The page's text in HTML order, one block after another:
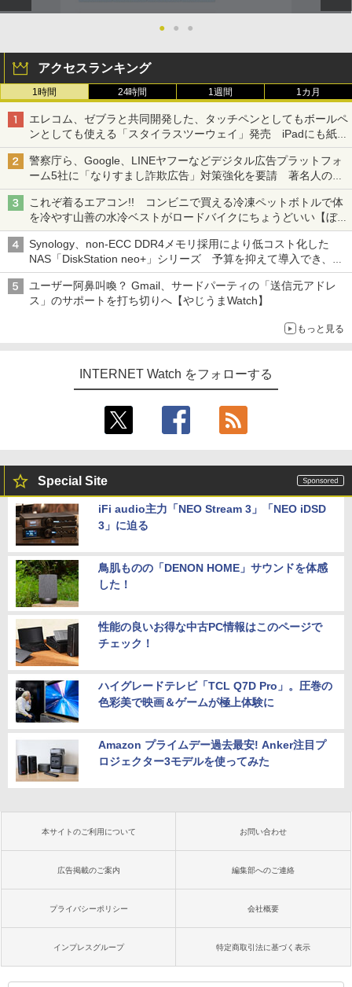
● ● ●
アクセスランキング
1時間 24時間 1週間 1カ月
エレコム、ゼブラと共同開発した、タッチペンとしてもボールペ
ンとしても使える「スタイラスツーウェイ」発売 iPadにも紙に
も、持ち替えずに書き込める
警察庁ら、Google、LINEヤフーなどデジタル広告プラットフォ
ーム5社に「なりすまし詐欺広告」対策強化を要請 著名人の写
真や映像を使った投資詐欺などへの対策として
これぞ着るエアコン!! コンビニで買える冷凍ペットボトルで体
を冷やす山善の水冷ベストがロードバイクにちょうどいい【ぼっ
ち・ざ・ろーど！その14】【空いた時間でなにしてる？】
Synology、non-ECC DDR4メモリ採用により低コスト化した
NAS「DiskStation neo+」シリーズ 予算を抑えて導入でき、
ECCメモリへのアップグレードも可能
ユーザー阿鼻叫喚？ Gmail、サードパーティの「送信元アドレ
ス」のサポートを打ち切りへ【やじうまWatch】
もっと見る
INTERNET Watch をフォローする
Special Site
iFi audio主力「NEO Stream 3」「NEO iDSD
3」に迫る
鳥肌ものの「DENON HOME」サウンドを体感
した！
性能の良いお得な中古PC情報はこのページで
チェック！
ハイグレードテレビ「TCL Q7D Pro」。圧巻の
色彩美で映画＆ゲームが極上体験に
Amazon プライムデー過去最安! Anker注目プ
ロジェクター3モデルを使ってみた
本サイトのご利用について お問い合わせ
広告掲載のご案内 編集部へのご連絡
プライバシーポリシー 会社概要
インプレスグループ 特定商取引法に基づく表示